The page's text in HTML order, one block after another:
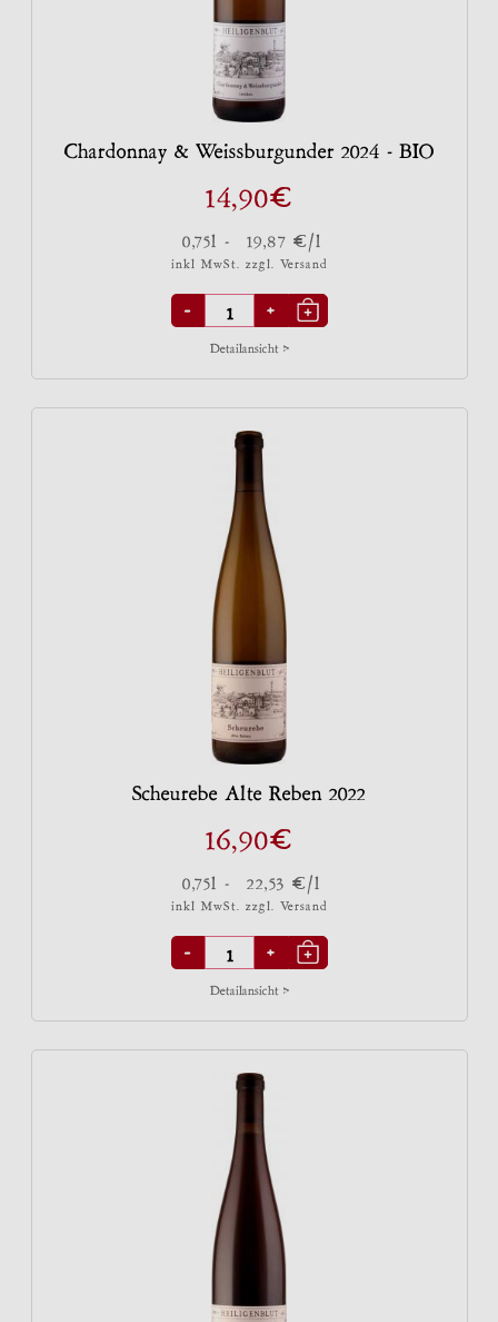
Chardonnay & Weissburgunder 2024 - BIO
14,90€
0,75l - 19,87 €/l
inkl MwSt. zzgl. Versand
- +
Detailansicht >
Scheurebe Alte Reben 2022
16,90€
0,75l - 22,53 €/l
inkl MwSt. zzgl. Versand
- +
Detailansicht >